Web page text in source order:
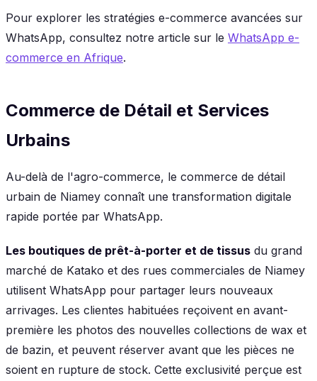
Pour explorer les stratégies e-commerce avancées sur
WhatsApp, consultez notre article sur le WhatsApp e-
commerce en Afrique.
Commerce de Détail et Services
Urbains
Au-delà de l'agro-commerce, le commerce de détail
urbain de Niamey connaît une transformation digitale
rapide portée par WhatsApp.
Les boutiques de prêt-à-porter et de tissus du grand
marché de Katako et des rues commerciales de Niamey
utilisent WhatsApp pour partager leurs nouveaux
arrivages. Les clientes habituées reçoivent en avant-
première les photos des nouvelles collections de wax et
de bazin, et peuvent réserver avant que les pièces ne
soient en rupture de stock. Cette exclusivité perçue est